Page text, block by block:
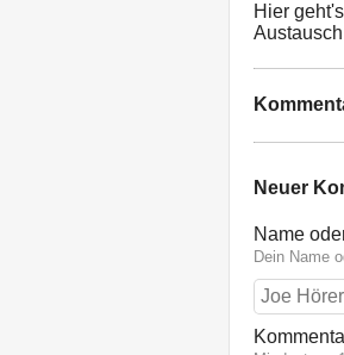
Hier
Neuer
Name
Dein Name